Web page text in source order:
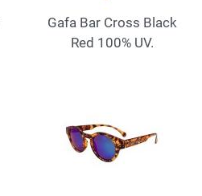
Gafa Bar Cross Black
Red 100% UV.
Quick View